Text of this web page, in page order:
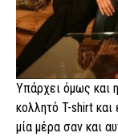
Υπάρχει όμως και
κολλητό T-shirt και
μία μέρα σαν και